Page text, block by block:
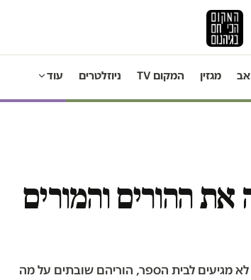
מגזין המקום TV ניוזלטרים עוד
את ההורים והמורים
מגיעים לבית הספר, הוריהם שובתים על מה